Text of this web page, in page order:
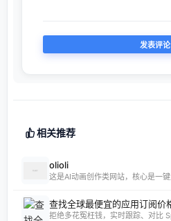
相关推荐
olioli
这是AI动画创作类网站，核心是一
查找全球最便宜的应用订阅